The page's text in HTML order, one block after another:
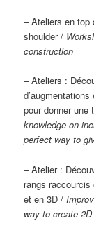
– Ateliers en top
shoulder /
construction
– Ateliers :
pour donner
knowledge on
perfect way to
– Atelier :
rangs
et en 3D /
way to create